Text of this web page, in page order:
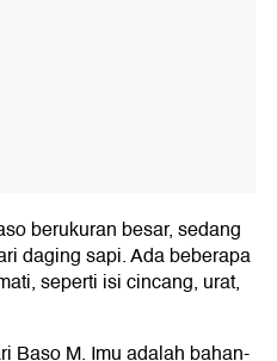
berukuran besar, sedang
daging sapi. Ada beberapa
seperti isi cincang, urat,
Baso M. Imu adalah bahan-